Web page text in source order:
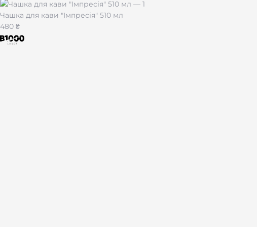
Чашка для кави "Імпресія" 510 мл
480 ₴